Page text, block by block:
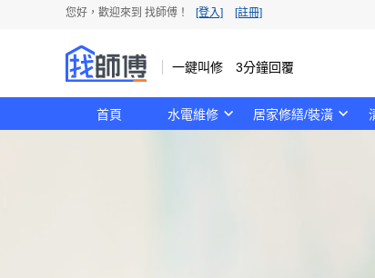
您好，歡迎來到 找師傅！ [登入] [註冊]
一鍵叫修 3分鐘回覆
首頁 水電維修 居家修繕/裝潢